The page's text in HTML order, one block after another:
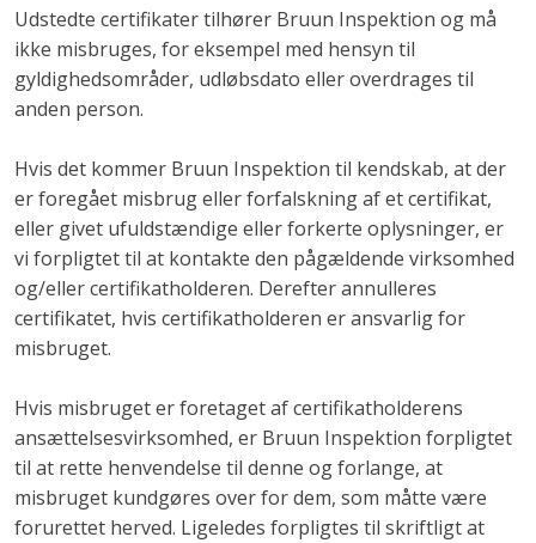
Udstedte certifikater tilhører Bruun Inspektion og må
ikke misbruges, for eksempel med hensyn til
gyldighedsområder, udløbsdato eller overdrages til
anden person.
Hvis det kommer Bruun Inspektion til kendskab, at der
er foregået misbrug eller forfalskning af et certifikat,
eller givet ufuldstændige eller forkerte oplysninger, er
vi forpligtet til at kontakte den pågældende virksomhed
og/eller certifikatholderen. Derefter annulleres
certifikatet, hvis certifikatholderen er ansvarlig for
misbruget.
Hvis misbruget er foretaget af certifikatholderens
ansættelsesvirksomhed, er Bruun Inspektion forpligtet
til at rette henvendelse til denne og forlange, at
misbruget kundgøres over for dem, som måtte være
forurettet herved. Ligeledes forpligtes til skriftligt at